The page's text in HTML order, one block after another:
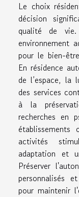
Le choix
décision
qualité de
environnement
pour le bien-
En résidence
de l’espace, la
des services
à la
recherches en
activités
adaptation et
Préserver
personnalisés
pour maintenir